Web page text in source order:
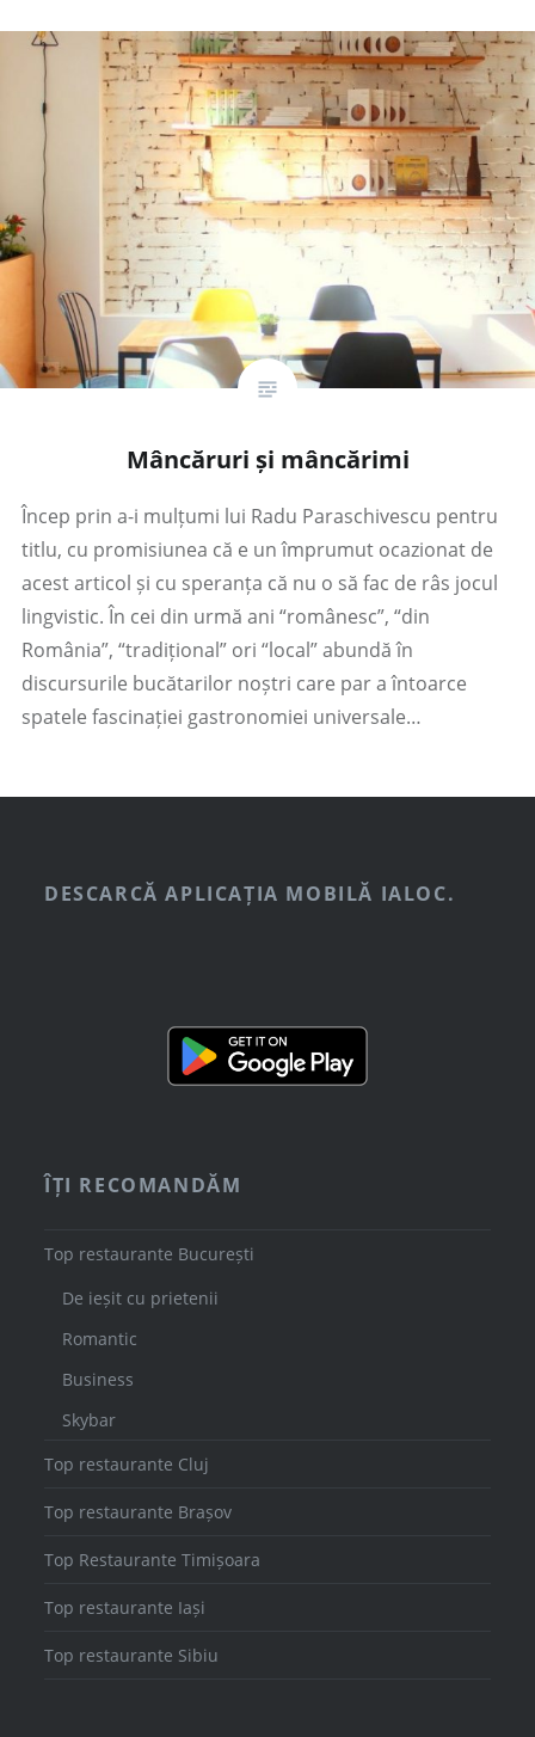
Mâncăruri și mâncărimi
Încep prin a-i mulțumi lui Radu Paraschivescu pentru
titlu, cu promisiunea că e un împrumut ocazionat de
acest articol și cu speranța că nu o să fac de râs jocul
lingvistic. În cei din urmă ani “românesc”, “din
România”, “tradițional” ori “local” abundă în
discursurile bucătarilor noștri care par a întoarce
spatele fascinației gastronomiei universale…
DESCARCĂ APLICAȚIA MOBILĂ IALOC.
ÎȚI RECOMANDĂM
Top restaurante București
De ieșit cu prietenii
Romantic
Business
Skybar
Top restaurante Cluj
Top restaurante Brașov
Top Restaurante Timișoara
Top restaurante Iași
Top restaurante Sibiu